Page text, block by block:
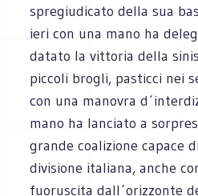
spregiudicato della sua
ieri con una mano ha
datato la vittoria della
piccoli brogli, pasticci nei
con una manovra
mano ha lanciato a
grande coalizione capace
divisione italiana, anche
fuoruscita dall´orizzonte